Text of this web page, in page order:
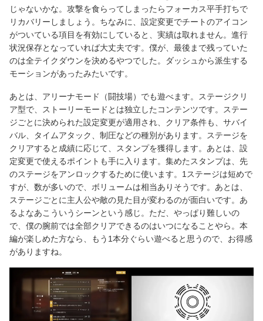
じゃないかな。攻撃を食らってしまったらフォーカス平手打ちで
リカバリーしましょう。ちなみに、設定変更でチートのアイコン
がついている項目を有効にしていると、実績は取れません。進行
状況保存となっていれば大丈夫です。僕が、最後まで残っていた
のは全テイクダウンを決めるやつでした。ダッシュから派生する
モーションがあったみたいです。
あとは、アリーナモード（闘技場）でも遊べます。ステージクリ
ア型で、ストーリーモードとは独立したコンテンツです。ステー
ジごとに決められた設定変更が適用され、クリア条件も、サバイ
バル、タイムアタック、制圧などの種別があります。ステージを
クリアすると成績に応じて、スタンプを獲得します。あとは、設
定変更で使えるポイントも手に入ります。集めたスタンプは、先
のステージをアンロックするために使います。1ステージは短めで
すが、数が多いので、ボリュームは相当ありそうです。あとは、
ステージごとに主人公や敵の見た目が変わるのが面白いです。あ
るよなあこういうシーンという感じ。ただ、やっぱり難しいの
で、僕の腕前では全部クリアできるのはいつになることやら。本
編が楽しめた方なら、もう1本分ぐらい遊べると思うので、お得感
がありますね。